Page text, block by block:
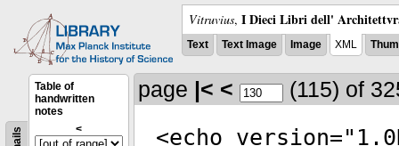
Vitruvius, I Dieci Libri dell'
Text Text Image Image XML
Table of
handwritten
notes
<
page |< < (115) of
<echo version="